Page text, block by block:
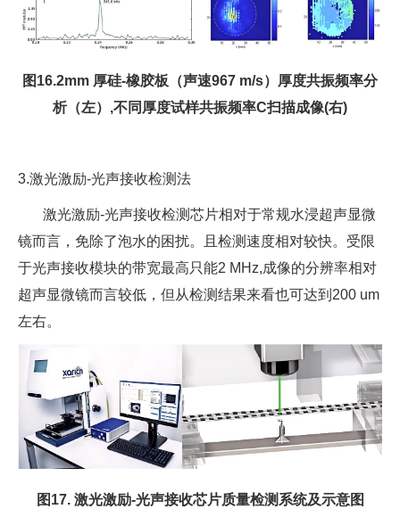
图16.2mm 厚硅-橡胶板（声速967 m/s）厚度共振频率分
析（左）,不同厚度试样共振频率C扫描成像(右)
3.激光激励-光声接收检测法
激光激励-光声接收检测芯片相对于常规水浸超声显微
镜而言，免除了泡水的困扰。且检测速度相对较快。受限
于光声接收模块的带宽最高只能2 MHz,成像的分辨率相对
超声显微镜而言较低，但从检测结果来看也可达到200 um
左右。
图17. 激光激励-光声接收芯片质量检测系统及示意图